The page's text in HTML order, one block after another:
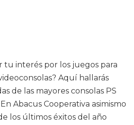
tu interés por los juegos para
Aquí hallarás
de las mayores consolas PS
Abacus Cooperativa asimismo
los últimos éxitos del año